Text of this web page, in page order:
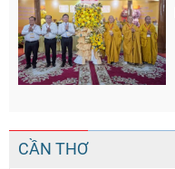
CẦN THƠ